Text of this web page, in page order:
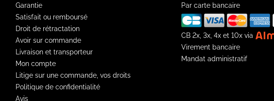
Garantie
Satisfait ou remboursé
Droit de rétractation
Avoir sur commande
Livraison et transporteur
Mon compte
Litige sur une commande, vos droits
Politique de confidentialité
Avis
Par carte bancaire
CB 2x, 3x, 4x et 10x via
Virement bancaire
Mandat administratif